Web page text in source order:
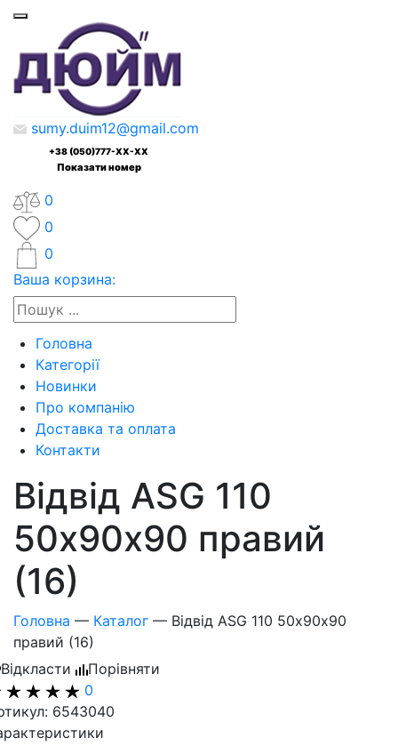
sumy.duim12@gmail.com
+38 (050)777-XX-XX
Показати номер
0
0
0
Ваша корзина:
Головна
Категорії
Новинки
Про компанію
Доставка та оплата
Контакти
Відвід ASG 110
50х90х90 правий
(16)
Головна — Каталог — Відвід ASG 110 50х90х90
правий (16)
Відкласти
Порівняти
0
6543040